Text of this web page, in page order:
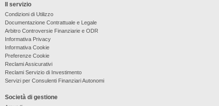
Il servizio
Condizioni di Utilizzo
Documentazione Contrattuale e Legale
Arbitro Controversie Finanziarie e ODR
Informativa Privacy
Informativa Cookie
Preferenze Cookie
Reclami Assicurativi
Reclami Servizio di Investimento
Servizi per Consulenti Finanziari Autonomi
Società di gestione